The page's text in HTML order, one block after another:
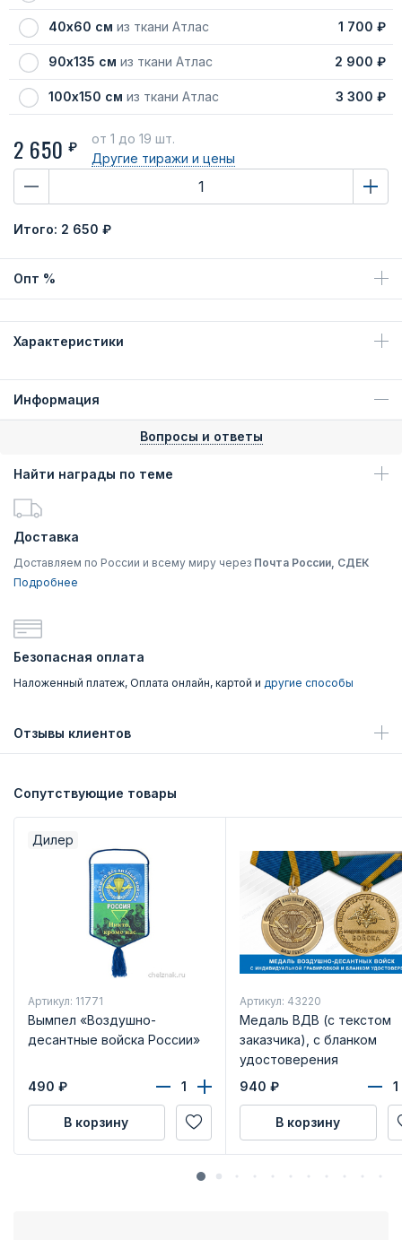
40х60 см из ткани Атлас 1 700 ₽
90х135 см из ткани Атлас 2 900 ₽
100х150 см из ткани Атлас 3 300 ₽
2 650 ₽
от 1 до 19 шт.
Другие тиражи и цены
Итого: 2 650 ₽
Опт %
Характеристики
Информация
Вопросы и ответы
Найти награды по теме
Доставка
Доставляем по России и всему миру через Почта России, СДЕК
Подробнее
Безопасная оплата
Наложенный платеж, Оплата онлайн, картой и другие способы
Отзывы клиентов
Сопутствующие товары
Дилер
Артикул: 11771
Вымпел «Воздушно-
десантные войска России»
490 ₽
В корзину
Артикул: 43220
Медаль ВДВ (с текстом
заказчика), с бланком
удостоверения
940 ₽
В корзину